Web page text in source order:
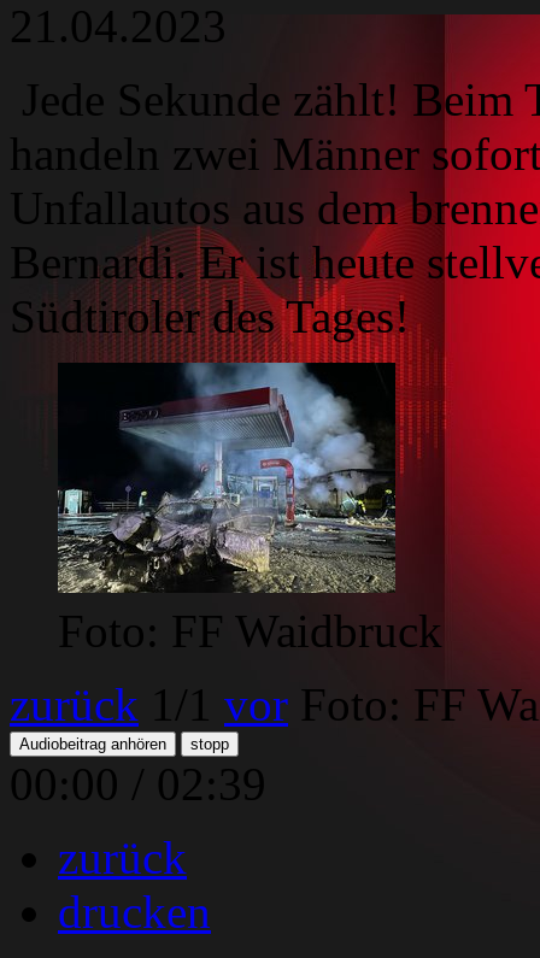
21.04.2023
Jede Sekunde zählt!
handeln zwei Männer
Unfallautos aus dem
Bernardi. Er ist heute
Südtiroler des Tages!
Foto: FF Waidbruck
zurück 1 /1 vor Foto: FF
Audiobeitrag anhören stopp
00:00 / 02:39
zurück
drucken